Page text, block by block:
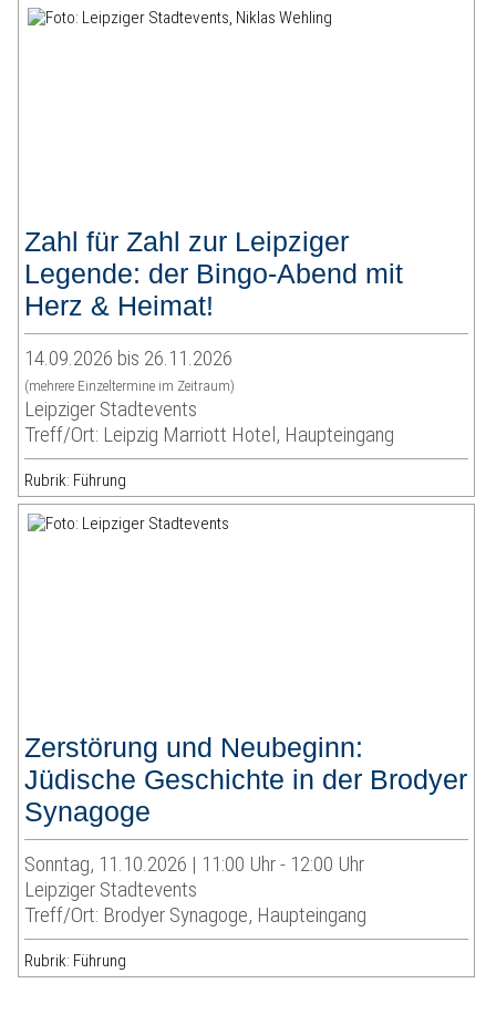
Zahl für Zahl zur Leipziger
Legende: der Bingo-Abend mit
Herz & Heimat!
14.09.2026 bis 26.11.2026
(mehrere Einzeltermine im Zeitraum)
Leipziger Stadtevents
Treff/Ort: Leipzig Marriott Hotel, Haupteingang
Rubrik: Führung
Zerstörung und Neubeginn:
Jüdische Geschichte in der Brodyer
Synagoge
Sonntag, 11.10.2026 | 11:00 Uhr - 12:00 Uhr
Leipziger Stadtevents
Treff/Ort: Brodyer Synagoge, Haupteingang
Rubrik: Führung